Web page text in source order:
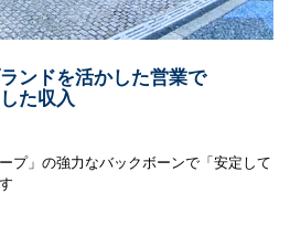
ンドを活かした営業で
た収入
プ」の強力なバックボーンで「安定して